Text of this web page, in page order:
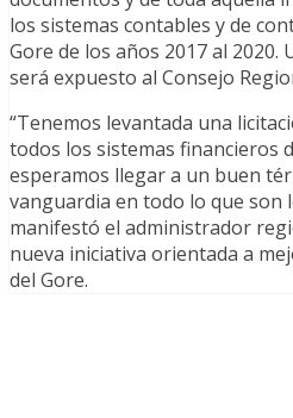
los sistemas contables y de
Gore de los años 2017 al 2020.
será expuesto al Consejo
“Tenemos levantada una
todos los sistemas financieros
esperamos llegar a un buen
vanguardia en todo lo que son
manifestó el administrador
nueva iniciativa orientada a
del Gore.